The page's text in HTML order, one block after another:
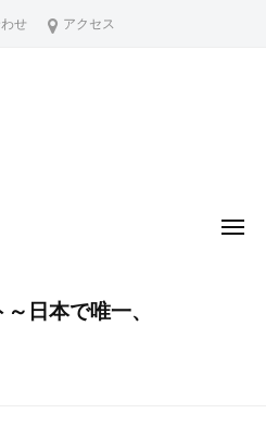
せ アクセス
日本で唯一、
メ